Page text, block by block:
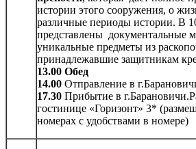
истории этого сооружения, о
различные периоды истории. В
представлены документальные
уникальные предметы из
принадлежавшие защитникам
13.00 Обед
14.00 Отправление в
17.30 Прибытие в
гостинице «Горизонт» 3*
номерах с удобствами в номере)